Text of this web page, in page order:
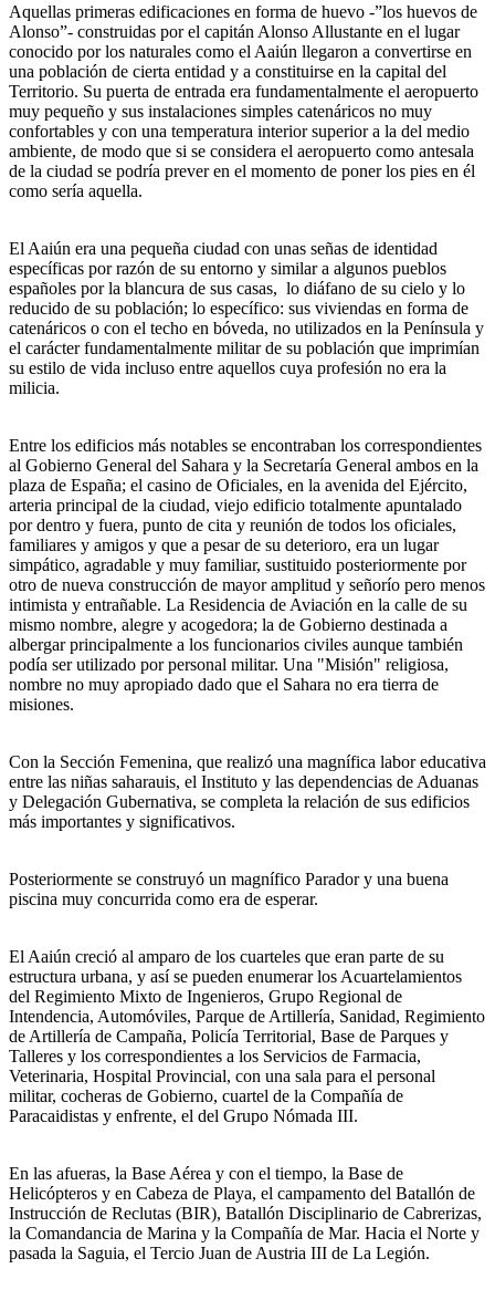
Aquellas primeras edificaciones en forma de huevo -”los huevos de
Alonso”- construidas por el capitán Alonso Allustante en el lugar
conocido por los naturales como el Aaiún llegaron a convertirse en
una población de cierta entidad y a constituirse en la capital del
Territorio. Su puerta de entrada era fundamentalmente el aeropuerto
muy pequeño y sus instalaciones simples catenáricos no muy
confortables y con una temperatura interior superior a la del medio
ambiente, de modo que si se considera el aeropuerto como antesala
de la ciudad se podría prever en el momento de poner los pies en él
como sería aquella.
El Aaiún era una pequeña ciudad con unas señas de identidad
específicas por razón de su entorno y similar a algunos pueblos
españoles por la blancura de sus casas, lo diáfano de su cielo y lo
reducido de su población; lo específico: sus viviendas en forma de
catenáricos o con el techo en bóveda, no utilizados en la Península y
el carácter fundamentalmente militar de su población que imprimían
su estilo de vida incluso entre aquellos cuya profesión no era la
milicia.
Entre los edificios más notables se encontraban los correspondientes
al Gobierno General del Sahara y la Secretaría General ambos en la
plaza de España; el casino de Oficiales, en la avenida del Ejército,
arteria principal de la ciudad, viejo edificio totalmente apuntalado
por dentro y fuera, punto de cita y reunión de todos los oficiales,
familiares y amigos y que a pesar de su deterioro, era un lugar
simpático, agradable y muy familiar, sustituido posteriormente por
otro de nueva construcción de mayor amplitud y señorío pero menos
intimista y entrañable. La Residencia de Aviación en la calle de su
mismo nombre, alegre y acogedora; la de Gobierno destinada a
albergar principalmente a los funcionarios civiles aunque también
podía ser utilizado por personal militar. Una "Misión" religiosa,
nombre no muy apropiado dado que el Sahara no era tierra de
misiones.
Con la Sección Femenina, que realizó una magnífica labor educativa
entre las niñas saharauis, el Instituto y las dependencias de Aduanas
y Delegación Gubernativa, se completa la relación de sus edificios
más importantes y significativos.
Posteriormente se construyó un magnífico Parador y una buena
piscina muy concurrida como era de esperar.
El Aaiún creció al amparo de los cuarteles que eran parte de su
estructura urbana, y así se pueden enumerar los Acuartelamientos
del Regimiento Mixto de Ingenieros, Grupo Regional de
Intendencia, Automóviles, Parque de Artillería, Sanidad, Regimiento
de Artillería de Campaña, Policía Territorial, Base de Parques y
Talleres y los correspondientes a los Servicios de Farmacia,
Veterinaria, Hospital Provincial, con una sala para el personal
militar, cocheras de Gobierno, cuartel de la Compañía de
Paracaidistas y enfrente, el del Grupo Nómada III.
En las afueras, la Base Aérea y con el tiempo, la Base de
Helicópteros y en Cabeza de Playa, el campamento del Batallón de
Instrucción de Reclutas (BIR), Batallón Disciplinario de Cabrerizas,
la Comandancia de Marina y la Compañía de Mar. Hacia el Norte y
pasada la Saguia, el Tercio Juan de Austria III de La Legión.